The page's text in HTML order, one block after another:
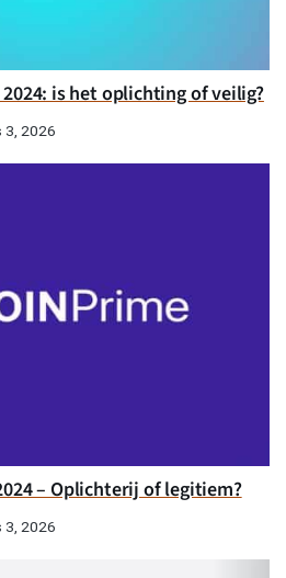
is het oplichting of veilig?
3, 2026
– Oplichterij of legitiem?
3, 2026